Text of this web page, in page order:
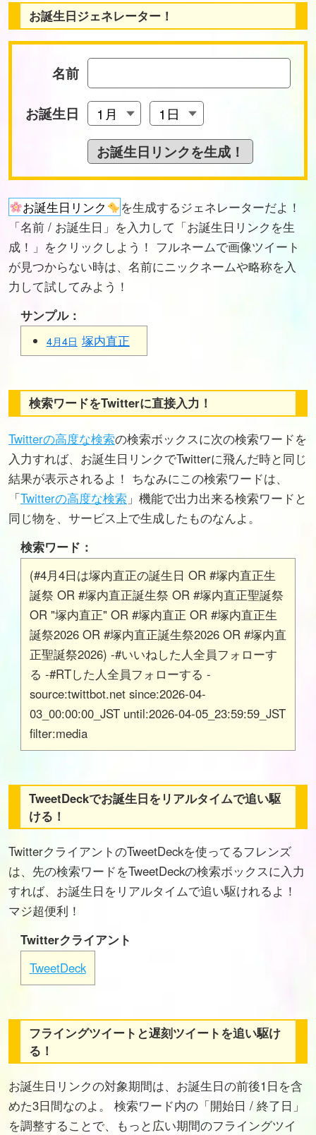
お誕生日ジェネレーター！
名前
お誕生日
お誕生日リンク
を生成するジェネレーターだよ！
「名前 / お誕生日」を入力して「お誕生日リンクを生
成！」をクリックしよう！ フルネームで画像ツイート
が見つからない時は、名前にニックネームや略称を入
力して試してみよう！
サンプル：
4月4日 塚内直正
検索ワードをTwitterに直接入力！
Twitterの高度な検索の検索ボックスに次の検索ワードを
入力すれば、お誕生日リンクでTwitterに飛んだ時と同じ
結果が表示されるよ！ ちなみにこの検索ワードは、
「Twitterの高度な検索 」機能で出力出来る検索ワードと
同じ物を、サービス上で生成したものなんよ。
検索ワード：
(#4月4日は塚内直正の誕生日 OR #塚内直正生
誕祭 OR #塚内直正誕生祭 OR #塚内直正聖誕祭
OR "塚内直正" OR #塚内直正 OR #塚内直正生
誕祭2026 OR #塚内直正誕生祭2026 OR #塚内直
正聖誕祭2026) -#いいねした人全員フォローす
る -#RTした人全員フォローする -
source:twittbot.net since:2026-04-
03_00:00:00_JST until:2026-04-05_23:59:59_JST
filter:media
TweetDeckでお誕生日をリアルタイムで追い駆
ける！
TwitterクライアントのTweetDeckを使ってるフレンズ
は、先の検索ワードをTweetDeckの検索ボックスに入力
すれば、お誕生日をリアルタイムで追い駆けれるよ！
マジ超便利！
Twitterクライアント
TweetDeck
フライングツイートと遅刻ツイートを追い駆け
る！
お誕生日リンクの対象期間は、お誕生日の前後1日を含
めた3日間なのよ。 検索ワード内の「開始日 / 終了日」
を調整することで、もっと広い期間のフライングツイ